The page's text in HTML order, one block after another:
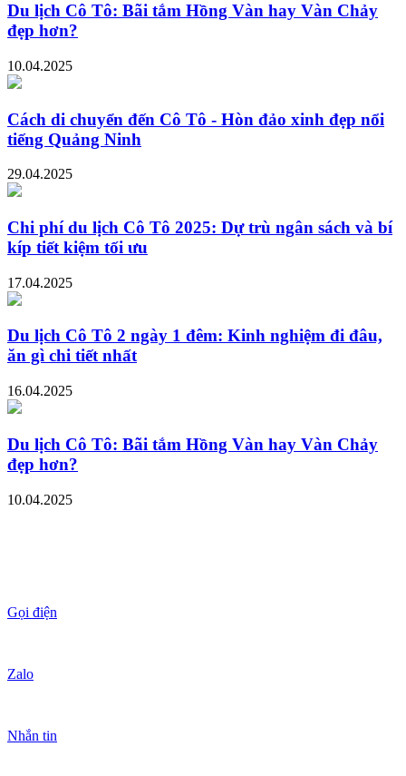
Du lịch Cô Tô: Bãi tắm Hồng Vàn hay Vàn Chảy
đẹp hơn?
10.04.2025
Cách di chuyển đến Cô Tô - Hòn đảo xinh đẹp nổi
tiếng Quảng Ninh
29.04.2025
Chi phí du lịch Cô Tô 2025: Dự trù ngân sách và bí
kíp tiết kiệm tối ưu
17.04.2025
Du lịch Cô Tô 2 ngày 1 đêm: Kinh nghiệm đi đâu,
ăn gì chi tiết nhất
16.04.2025
Du lịch Cô Tô: Bãi tắm Hồng Vàn hay Vàn Chảy
đẹp hơn?
10.04.2025
Gọi điện
Zalo
Nhắn tin